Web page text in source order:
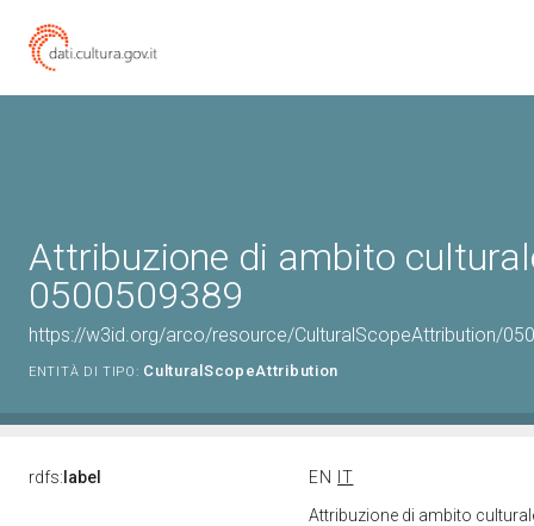
Attribuzione di ambito
0500509389
https://w3id.org/arco/resource/CulturalScopeAttribution/
ENTITÀ DI TIPO: CulturalScopeAttribution
rdfs: label EN
IT
Attribuzione di ambito